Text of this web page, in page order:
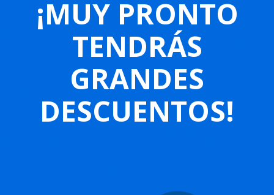
¡MUY PRONTO
TENDRÁS
GRANDES
DESCUENTOS!